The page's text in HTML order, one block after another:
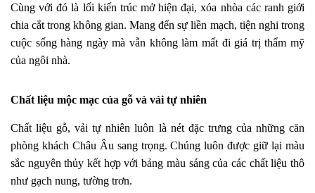
Cùng với đó là lối kiến trúc mở hiện đại, xóa nhòa các ranh giới
chia cắt trong không gian. Mang đến sự liền mạch, tiện nghi trong
cuộc sống hàng ngày mà vẫn không làm mất đi giá trị thẩm mỹ
của ngôi nhà.
Chất liệu mộc mạc của gỗ và vải tự nhiên
Chất liệu gỗ, vải tự nhiên luôn là nét đặc trưng của những căn
phòng khách Châu Âu sang trọng. Chúng luôn được giữ lại màu
sắc nguyên thủy kết hợp với bảng màu sáng của các chất liệu thô
như gạch nung, tường trơn.